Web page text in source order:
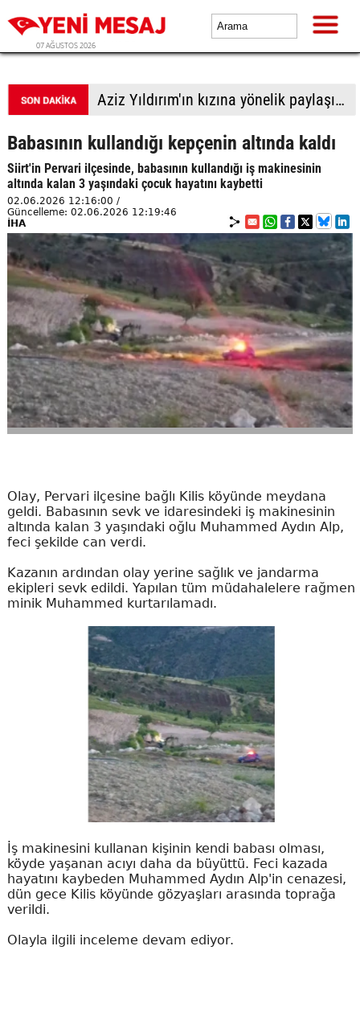
07 AĞUSTOS 2026
Anlaşmanın detayları belli oldu
Babasının kullandığı kepçenin altında kaldı
Siirt'in Pervari ilçesinde, babasının kullandığı iş makinesinin
altında kalan 3 yaşındaki çocuk hayatını kaybetti
02.06.2026 12:16:00 /
Güncelleme: 02.06.2026 12:19:46
İHA
Olay, Pervari ilçesine bağlı Kilis köyünde meydana
geldi. Babasının sevk ve idaresindeki iş makinesinin
altında kalan 3 yaşındaki oğlu Muhammed Aydın Alp,
feci şekilde can verdi.
Kazanın ardından olay yerine sağlık ve jandarma
ekipleri sevk edildi. Yapılan tüm müdahalelere rağmen
minik Muhammed kurtarılamadı.
İş makinesini kullanan kişinin kendi babası olması,
köyde yaşanan acıyı daha da büyüttü. Feci kazada
hayatını kaybeden Muhammed Aydın Alp'in cenazesi,
dün gece Kilis köyünde gözyaşları arasında toprağa
verildi.
Olayla ilgili inceleme devam ediyor.